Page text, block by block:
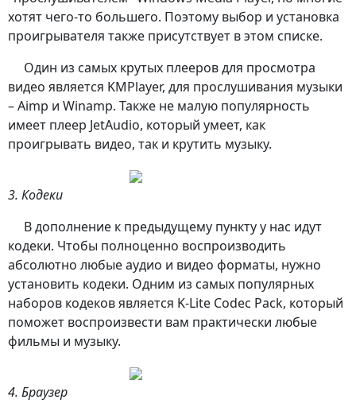
хотят чего-то большего. Поэтому выбор и установка
проигрывателя также присутствует в этом списке.
Один из самых крутых плееров для просмотра
видео является KMPlayer, для прослушивания музыки
– Aimp и Winamp. Также не малую популярность
имеет плеер JetAudio, который умеет, как
проигрывать видео, так и крутить музыку.
3. Кодеки
В дополнение к предыдущему пункту у нас идут
кодеки. Чтобы полноценно воспроизводить
абсолютно любые аудио и видео форматы, нужно
установить кодеки. Одним из самых популярных
наборов кодеков является K-Lite Codec Pack, который
поможет воспроизвести вам практически любые
фильмы и музыку.
4. Браузер